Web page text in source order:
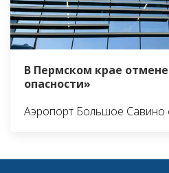
В Пермском крае
опасности»
Аэропорт Большое Савино